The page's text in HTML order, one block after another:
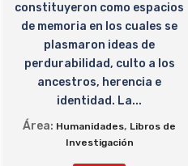
constituyeron como espacios
de memoria en los cuales se
plasmaron ideas de
perdurabilidad, culto a los
ancestros, herencia e
identidad. La...
Área: Humanidades, Libros de
Investigación